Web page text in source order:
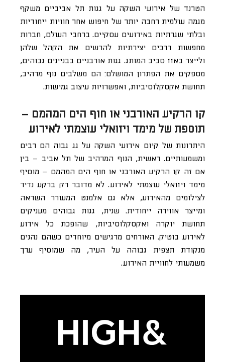
הטרנד של אירועי השקה על גגות תל אביביים משקף
מגמה עולמית רחבה יותר של חיפוש אחר חוויות ייחודיות
ובלתי שגרתיות באירועים עסקיים. ברחבי העולם, חברות
מחפשות דרכים יצירתיות להרשים את הקהל שלהן
ולייצר באזז סביב המותג. גגות אורבניים בבניינים גבוהים,
מספקים את הפתרון המושלם: הם משלבים נוף מרהיב,
תחושת אקסקלוסיביות, ואפשרויות עיצוב גמישות.
קו הרקיע האורבני או חוף הים המהמם –
תוספת של מימד ויזואלי עוצמתי לאירוע
היתרונות של קיום אירועי השקה על גג גבוה הם רבים
ומשמעותיים. ראשית, הנוף המרהיב של תל אביב – בין
אם זה קו הרקיע האורבני או חוף הים המהמם – מוסיף
מימד ויזואלי עוצמתי לאירוע. לא מדובר רק ברקע נדיר
לצילומים מהאירוע, אלא גם אלמנט המעורר השראה
ומייצר אווירה ייחודית. שנית, גגות גבוהים מעניקים
תחושת יוקרה ואקסקלוסיביות, שהופכת כל אירוע
לאירוע בוטיק. האורחים מרגישים מיוחדים כשהם נהנים
מנקודת תצפית גבוהה על העיר, מה שמוסיף ערך
משמעותי לחוויית האירוע.